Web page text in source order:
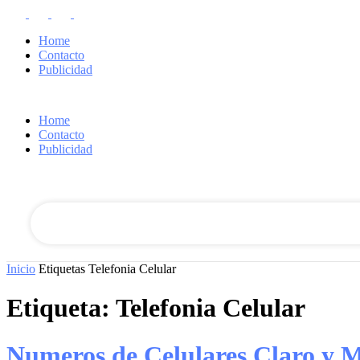
Home
Contacto
Publicidad
Home
Contacto
Publicidad
Inicio Etiquetas Telefonia Celular
Etiqueta: Telefonia Celular